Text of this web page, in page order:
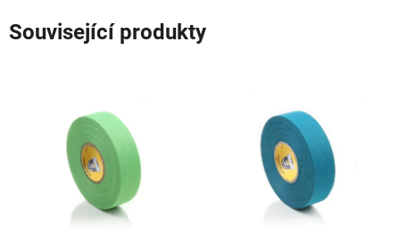
Související produkty